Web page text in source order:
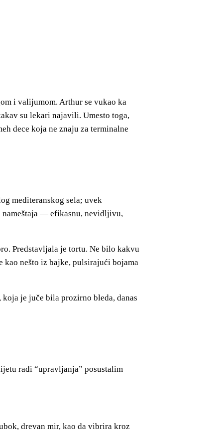
i valijumom. Arthur se vukao ka
su lekari najavili. Umesto toga,
dece koja ne znaju za terminalne
mediteranskog sela; uvek
nameštaja — efikasnu, nevidljivu,
Predstavljala je tortu. Ne bilo kakvu
nešto iz bajke, pulsirajući bojama
je juče bila prozirno bleda, danas
radi “upravljanja” posustalim
drevan mir, kao da vibrira kroz